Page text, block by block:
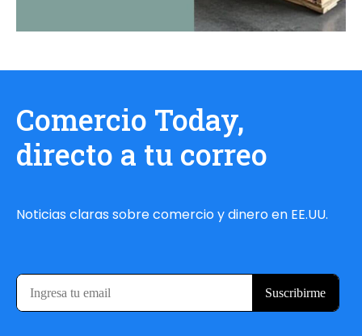
Comercio Today,
directo a tu correo
Noticias claras sobre comercio y dinero en EE.UU.